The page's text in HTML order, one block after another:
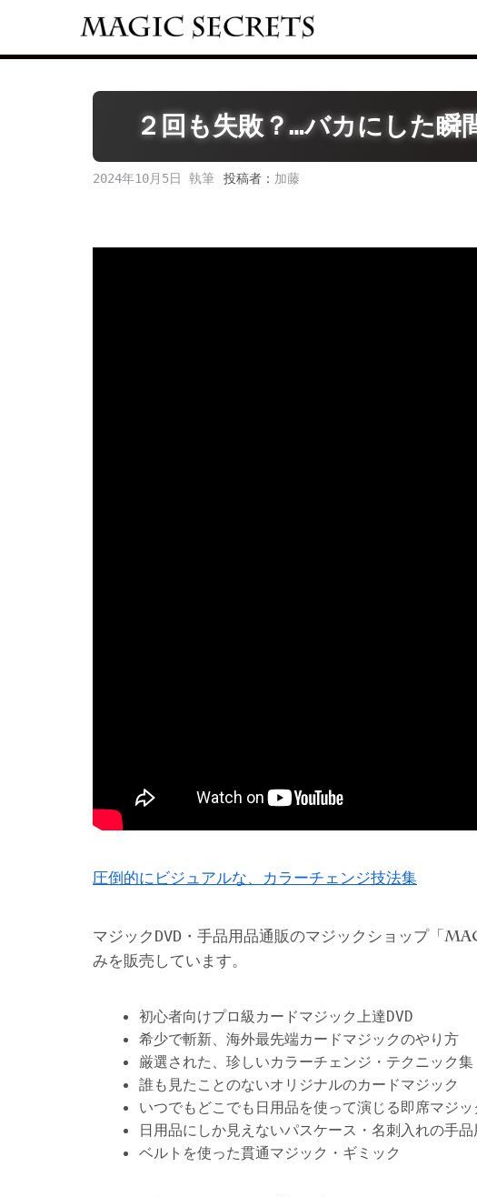
２回も失敗？…バカにした
2024年10月5日 投稿者： 加藤
圧倒的にビジュアルな、カラーチェンジ技法集
マジックDVD・手品用品通販のマジックショップ「
みを販売しています。
初心者向けプロ級カードマジック上達DVD
希少で斬新、海外最先端カードマジックのやり方
厳選された、珍しいカラーチェンジ・テクニック集
誰も見たことのないオリジナルのカードマジック
いつでもどこでも日用品を使って演じる即席マジッ
日用品にしか見えないパスケース・名刺入れの手品
ベルトを使った貫通マジック・ギミック